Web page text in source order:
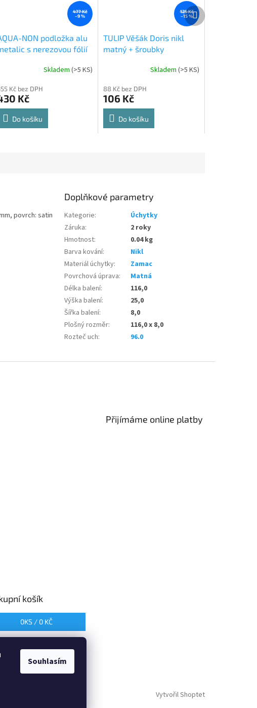
Souhlasím
477 Kč
–9 %
NON podložka alu
s nerezovou fólií
Skladem(>5 KS)
Kč bez DPH
Kč
Do košíku
125 Kč
–15 %
TULIP Věšák Doris nikl
matný + šroubky
produktu
je
5,0
5
Skladem(>5 KS)
88 Kč bez DPH
106 Kč
Do košíku
Další
produkt
povrch: satin
Doplňkové parametry
Kategorie:
Úchytky
Záruka:
2 roky
Hmotnost:
0.04 kg
Barva kování:
Nikl
Materiál úchytky:
Zamac
Povrchová úprava:
Matná
Délka balení:
116,0
Výška balení:
25,0
Šířka balení:
8,0
Plošný rozměr:
116,0 x 8,0
Rozteč uch: 96.0
Přijímáme online platby
košík
0KS / 0 KČ
Vytvořil Shoptet